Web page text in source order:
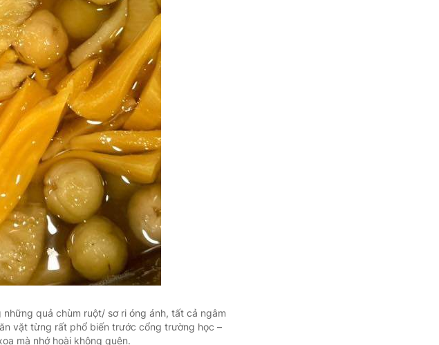
quả chùm ruột/ sơ ri óng ánh, tất cả ngâm
vặt từng rất phổ biến trước cổng trường học –
mà nhớ hoài không quên.